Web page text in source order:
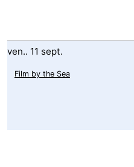
ven.. 11 sept.
Film by the Sea